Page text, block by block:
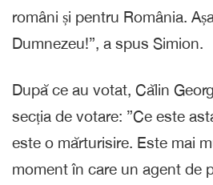
români și pentru România.
Dumnezeu!”, a spus Simion.
După ce au votat, Călin
secția de votare: ”Ce este
este o mărturisire. Este mai
moment în care un agent de